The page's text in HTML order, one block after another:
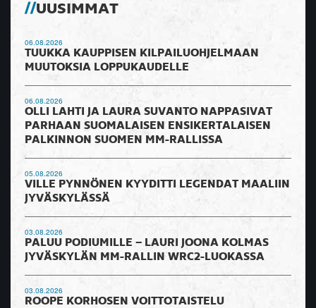
UUSIMMAT
06.08.2026
TUUKKA KAUPPISEN KILPAILUOHJELMAAN
MUUTOKSIA LOPPUKAUDELLE
06.08.2026
OLLI LAHTI JA LAURA SUVANTO NAPPASIVAT
PARHAAN SUOMALAISEN ENSIKERTALAISEN
PALKINNON SUOMEN MM-RALLISSA
05.08.2026
VILLE PYNNÖNEN KYYDITTI LEGENDAT MAALIIN
JYVÄSKYLÄSSÄ
03.08.2026
PALUU PODIUMILLE – LAURI JOONA KOLMAS
JYVÄSKYLÄN MM-RALLIN WRC2-LUOKASSA
03.08.2026
ROOPE KORHOSEN VOITTOTAISTELU